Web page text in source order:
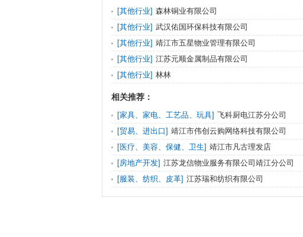
[其他行业] 森林铜业有限公司
[其他行业] 武汉佑国环保科技有限公司
[其他行业] 靖江市五星物业管理有限公司
[其他行业] 江苏元顺金属制品有限公司
[其他行业] 林林
相关推荐：
[家具、家电、工艺品、玩具] 飞科厨电江苏分公司
[贸易、进出口] 靖江市伟创云购网络科技有限公司
[医疗、美容、保健、卫生] 靖江市凡古理发店
[房地产开发] 江苏龙信物业服务有限公司靖江分公司
[服装、纺织、皮革] 江苏瑞和纺织有限公司